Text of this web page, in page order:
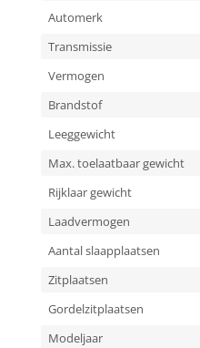
Automerk
Transmissie
Vermogen
Brandstof
Leeggewicht
Max. toelaatbaar gewicht
Rijklaar gewicht
Laadvermogen
Aantal slaapplaatsen
Zitplaatsen
Gordelzitplaatsen
Modeljaar